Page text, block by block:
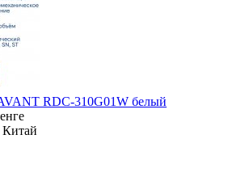
RDC-310G01W белый
Китай